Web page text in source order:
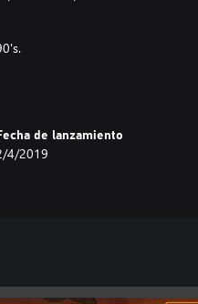
de juego único mezclando y
a la legión enemiga.
de lanzamiento
4/2019